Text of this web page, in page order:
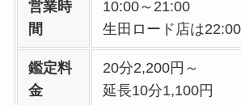
営業時
間
10:00～21:00
生田ロード店は
鑑定料
金
20分2,200円～
延長10分1,100円